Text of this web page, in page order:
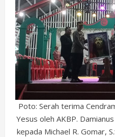
Poto: Serah terima
Yesus oleh AKBP.
kepada Michael R. Gomar,